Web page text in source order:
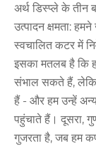
अर्थ डिस्प्ले के
उत्पादन क्षमता:
स्वचालित कटर में
इसका मतलब है कि
संभाल सकते हैं,
हैं - और हम उन्हें
पहुंचाते हैं। दूसरा,
गुजरता है, जब हम